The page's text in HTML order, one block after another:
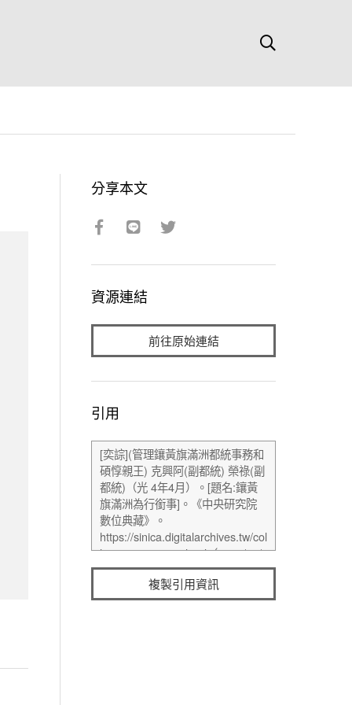
分享本文
資源連結
前往原始連結
引用
複製引用資訊